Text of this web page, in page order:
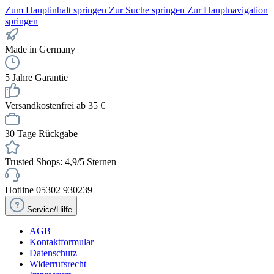
Zum Hauptinhalt springen Zur Suche springen Zur Hauptnavigation
springen
Made in Germany
5 Jahre Garantie
Versandkostenfrei ab 35 €
30 Tage Rückgabe
Trusted Shops: 4,9/5 Sternen
Hotline 05302 930239
Service/Hilfe
AGB
Kontaktformular
Datenschutz
Widerrufsrecht